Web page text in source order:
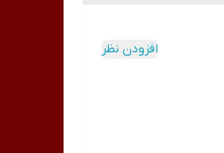
افزودن نظر